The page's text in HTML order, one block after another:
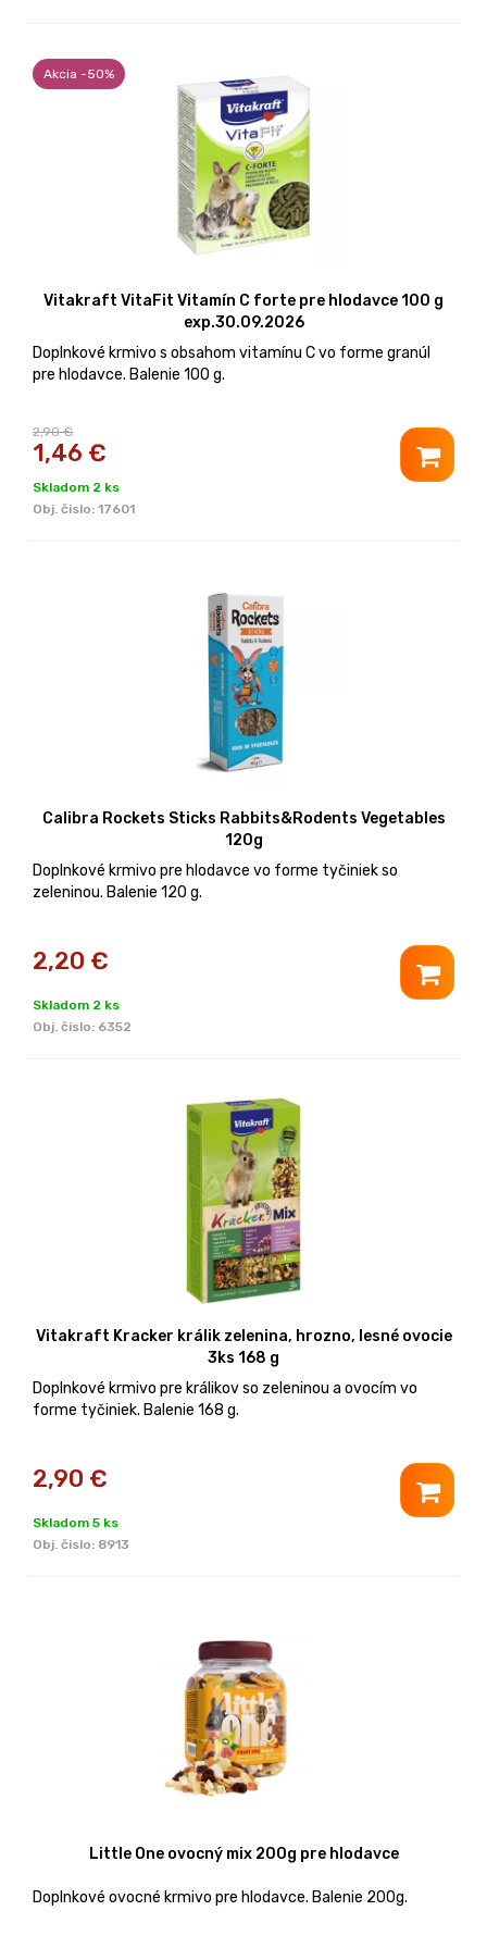
Akcia -50%
Vitakraft VitaFit Vitamín C forte pre hlodavce 100 g
exp.30.09.2026
Doplnkové krmivo s obsahom vitamínu C vo forme granúl
pre hlodavce. Balenie 100 g.
2,90 €
1,46 €
Skladom 2 ks
Obj. čislo: 17601
Calibra Rockets Sticks Rabbits&Rodents Vegetables
120g
Doplnkové krmivo pre hlodavce vo forme tyčiniek so
zeleninou. Balenie 120 g.
2,20 €
Skladom 2 ks
Obj. čislo: 6352
Vitakraft Kracker králik zelenina, hrozno, lesné ovocie
3ks 168 g
Doplnkové krmivo pre králikov so zeleninou a ovocím vo
forme tyčiniek. Balenie 168 g.
2,90 €
Skladom 5 ks
Obj. čislo: 8913
Little One ovocný mix 200g pre hlodavce
Doplnkové ovocné krmivo pre hlodavce. Balenie 200g.